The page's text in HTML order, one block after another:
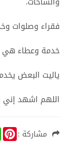
فقراء وصلوات
خدمة وعطاء هي
ياليت البعض
اللهم اشهد إني
مشاركة :P
i